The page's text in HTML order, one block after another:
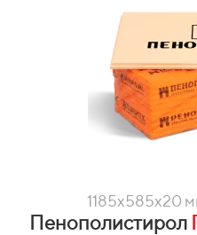
1185х585х20
Пенополистирол